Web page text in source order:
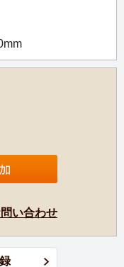
表彰
賞
い合わせ